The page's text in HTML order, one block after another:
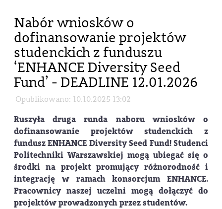
Nabór wniosków o
dofinansowanie projektów
studenckich z funduszu
‘ENHANCE Diversity Seed
Fund’ - DEADLINE 12.01.2026
Opublikowano: 10.10.2025 13:02
Ruszyła druga runda naboru wniosków o
dofinansowanie projektów studenckich z
fundusz ENHANCE Diversity Seed Fund! Studenci
Politechniki Warszawskiej mogą ubiegać się o
środki na projekt promujący różnorodność i
integrację w ramach konsorcjum ENHANCE.
Pracownicy naszej uczelni mogą dołączyć do
projektów prowadzonych przez studentów.